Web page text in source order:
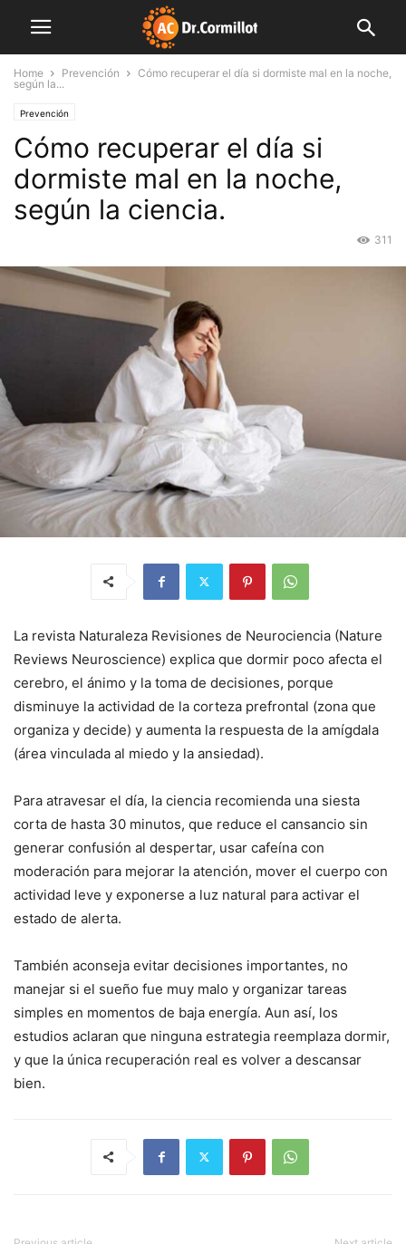
Home Prevención
Cómo recuperar el día si dormiste mal en la noche,
según la...
Prevención
Cómo recuperar el día si
dormiste mal en la noche,
según la ciencia.
311
La revista Naturaleza Revisiones de Neurociencia (Nature
Reviews Neuroscience) explica que dormir poco afecta el
cerebro, el ánimo y la toma de decisiones, porque
disminuye la actividad de la corteza prefrontal (zona que
organiza y decide) y aumenta la respuesta de la amígdala
(área vinculada al miedo y la ansiedad).
Para atravesar el día, la ciencia recomienda una siesta
corta de hasta 30 minutos, que reduce el cansancio sin
generar confusión al despertar, usar cafeína con
moderación para mejorar la atención, mover el cuerpo con
actividad leve y exponerse a luz natural para activar el
estado de alerta.
También aconseja evitar decisiones importantes, no
manejar si el sueño fue muy malo y organizar tareas
simples en momentos de baja energía. Aun así, los
estudios aclaran que ninguna estrategia reemplaza dormir,
y que la única recuperación real es volver a descansar
bien.